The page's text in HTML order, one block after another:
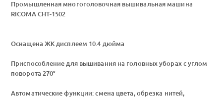
Промышленная многоголовочная вышивальная машина
RICOMA CHT-1502
Оснащена ЖК дисплеем 10.4 дюйма
Приспособление для вышивания на головных уборах с углом
поворота 270°
Автоматические функции: смена цвета, обрезка нитей,